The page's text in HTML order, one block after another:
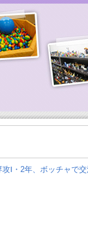
Ⅰ・2年、ボッチャで